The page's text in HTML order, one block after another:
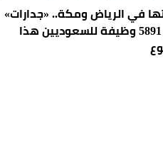
في الرياض ومكة.. «جدارات»
تطرح 5891 وظيفة للسعوديين هذا